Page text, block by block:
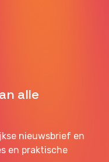
alle
nieuwsbrief en
en praktische